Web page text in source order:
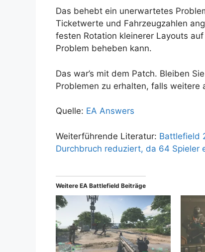
Das behebt ein unerwartetes
Ticketwerte und Fahrzeugzahlen
festen Rotation kleinerer Layouts
Problem beheben kann.
Das war’s mit dem Patch. Bleiben
Problemen zu erhalten, falls weitere
Quelle: EA Answers
Weiterführende Literatur: Battlefield
Durchbruch reduziert, da 64 Spieler
Weitere EA Battlefield Beiträge